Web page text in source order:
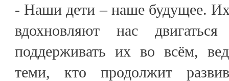
- Наши дети – наше будущее.
вдохновляют нас
поддерживать их во всём,
теми, кто продолжит